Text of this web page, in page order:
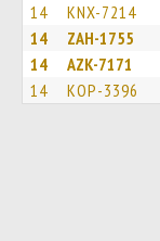
14 KNX-7214
14 ZAH-1755
14 AZK-7171
14 KOP-3396